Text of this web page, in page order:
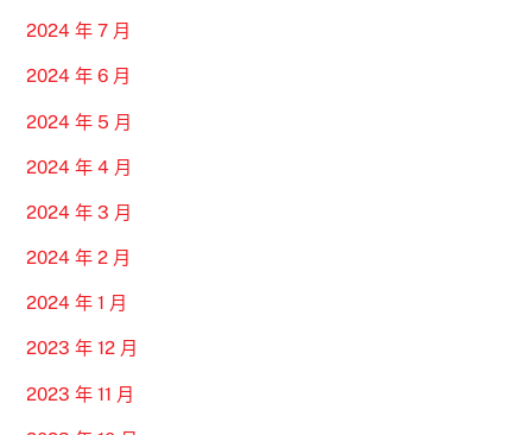
2024 年 7 月
2024 年 6 月
2024 年 5 月
2024 年 4 月
2024 年 3 月
2024 年 2 月
2024 年 1 月
2023 年 12 月
2023 年 11 月